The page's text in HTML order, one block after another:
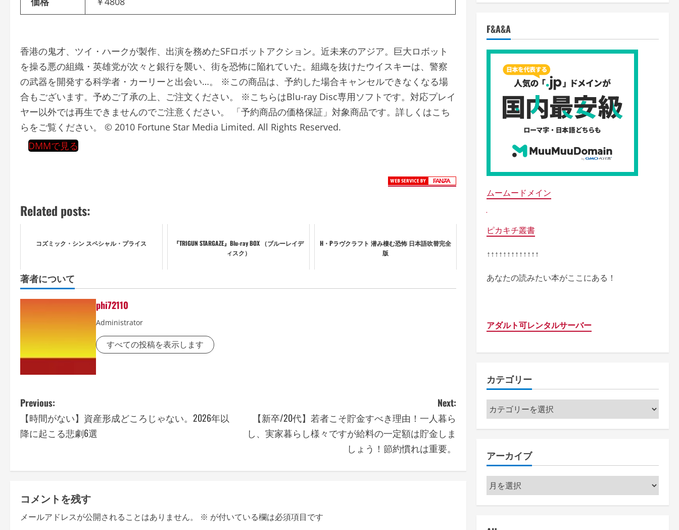
香港の鬼才、ツイ・ハークが製作、出演を務めたSFロボットアクション。近未来のアジア。巨大ロボット
を操る悪の組織・英雄党が次々と銀行を襲い、街を恐怖に陥れていた。組織を抜けたウイスキーは、警察
の武器を開発する科学者・カーリーと出会い…。 ※この商品は、予約した場合キャンセルできなくなる場
合もございます。予めご了承の上、ご注文ください。 ※こちらはBlu-ray Disc専用ソフトです。対応プレイ
ヤー以外では再生できませんのでご注意ください。 「予約商品の価格保証」対象商品です。詳しくはこち
らをご覧ください。 © 2010 Fortune Star Media Limited. All Rights Reserved.
DMMで見る
Related posts:
コズミック・シン スペシャル・プライス
『TRIGUN STARGAZE』Blu-ray BOX （ブルーレイデ
ィスク）
H・Pラヴクラフト 潜み棲む恐怖 日本語吹替完全
版
著者について
phi72110
Administrator
すべての投稿を表示します
P
o
t
n
a
Previous:
【時間がない】資産形成どころじゃない。2026年以
降に起こる悲劇6選
Next:
【新卒/20代】若者こそ貯金すべき理由！一人暮ら
し、実家暮らし様々ですが給料の一定額は貯金しま
しょう！節約慣れは重要。
コメントを残す
メールアドレスが公開されることはありません。 ※ が付いている欄は必須項目です
F&A&A
ムームードメイン
ピカキチ叢書
↑↑↑↑↑↑↑↑↑↑↑↑↑
あなたの読みたい本がここにある！
アダルト可レンタルサーバー
カテゴリー
カ
テ
ー
アーカイブ
ア
ー